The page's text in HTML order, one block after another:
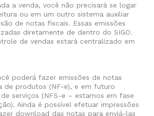
a venda, você não precisará se logar
ou em um outro sistema auxiliar
de notas fiscais. Essas emissões
diretamente de dentro do SIGO.
de vendas estará centralizado em
poderá fazer emissões de notas
de produtos (NF-e), e em futuro
serviços (NFS-e – estamos em fase
Ainda é possível efetuar impressões
download das notas para enviá-las